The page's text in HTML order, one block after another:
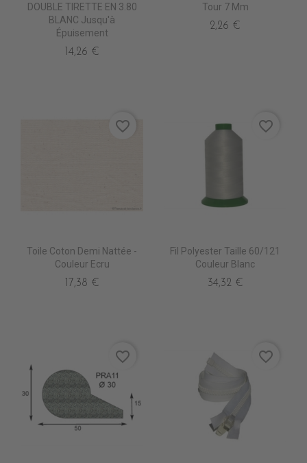
DOUBLE TIRETTE EN 3.80
BLANC Jusqu'à
Épuisement
14,26 €
Tour 7 Mm
2,26 €
Toile Coton Demi Nattée -
Couleur Ecru
17,38 €
favorite_border
Fil Polyester Taille 60/121
Couleur Blanc
34,32 €
favorite_border
favorite_border favorite_border